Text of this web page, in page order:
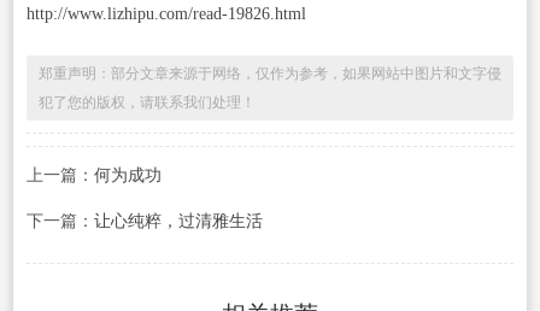
http://www.lizhipu.com/read-19826.html
郑重声明：部分文章来源于网络，仅作为参考，如果网站中图片和文字侵
犯了您的版权，请联系我们处理！
上一篇： 何为成功
下一篇： 让心纯粹，过清雅生活